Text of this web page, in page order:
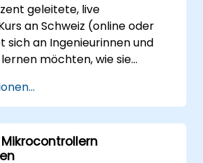
geleitete, live
an Schweiz (online oder
an Ingenieurinnen und
möchten, wie sie
Typen auf
Prozessorarchitekturen
M-3 und ARM9) einsetzen.
Mikrocontrollern